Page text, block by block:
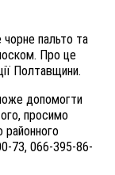
пальто та
Про це
Полтавщини.
допомогти
просимо
районного
73, 066-395-86-